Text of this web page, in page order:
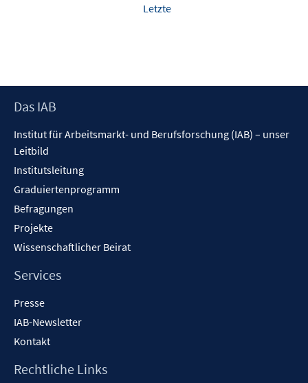
Letzte
Footer
Das IAB
Institut für Arbeitsmarkt- und Berufsforschung (IAB) – unser
Leitbild
Institutsleitung
Graduiertenprogramm
Befragungen
Projekte
Wissenschaftlicher Beirat
Services
Presse
IAB-Newsletter
Kontakt
Rechtliche Links